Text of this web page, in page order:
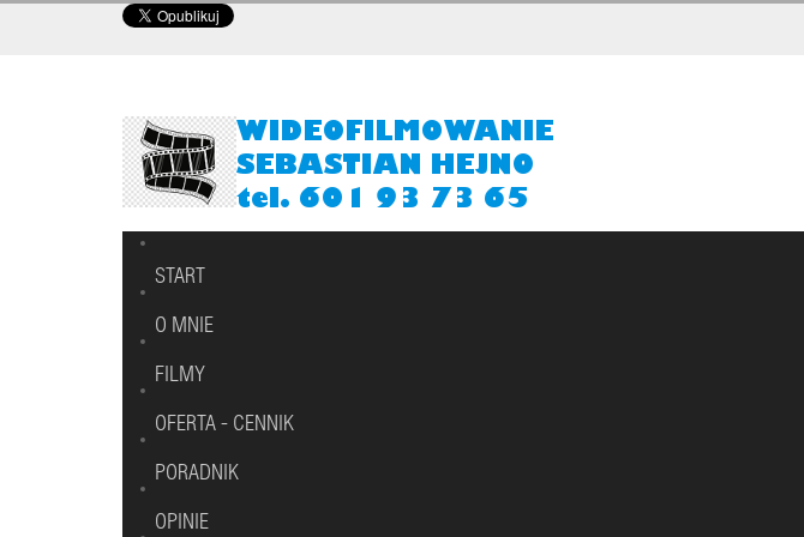
START
O MNIE
FILMY
OFERTA - CENNIK
PORADNIK
OPINIE